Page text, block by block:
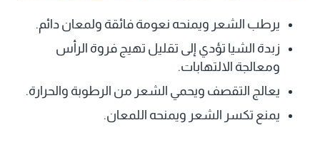
يرطب الشعر ويمنحه نعومة فائقة ولمعان دائم.
زبدة الشيا تؤدي إلى تقليل تهيج فروة الرأس
ومعالجة الالتهابات.
يعالج التقصف ويحمي الشعر من الرطوبة والحرارة.
يمنع تكسر الشعر ويمنحه اللمعان.